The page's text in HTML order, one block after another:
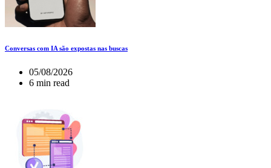
Conversas com IA são expostas nas buscas
05/08/2026
6 min read